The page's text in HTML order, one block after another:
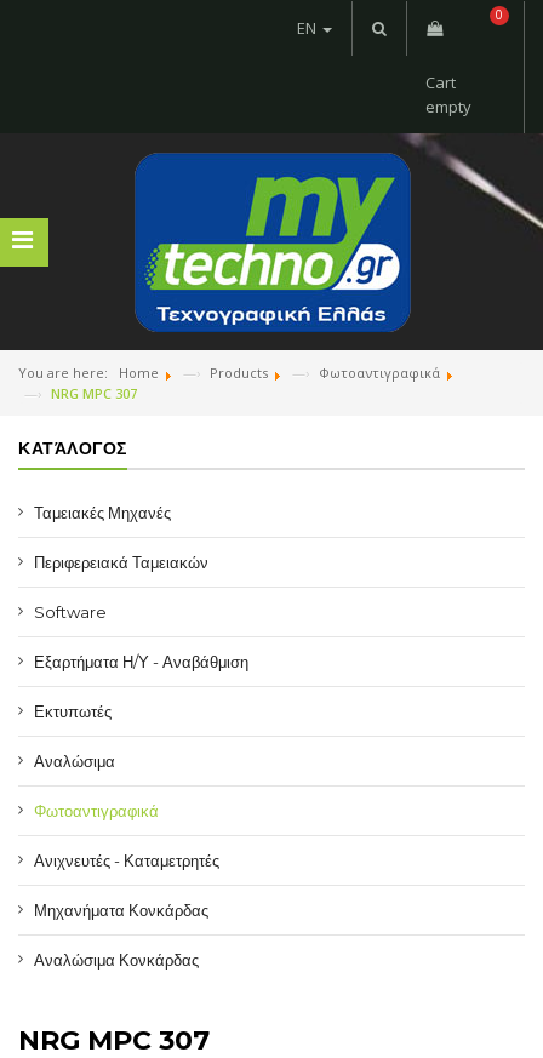
0
Cart
empty
EN
You are here: Home Products
Φωτοαντιγραφικά
NRG MPC 307
ΚΑΤΆΛΟΓΟΣ
Ταμειακές Μηχανές
Περιφερειακά Ταμειακών
Software
Εξαρτήματα Η/Υ - Αναβάθμιση
Εκτυπωτές
Αναλώσιμα
Φωτοαντιγραφικά
Ανιχνευτές - Καταμετρητές
Μηχανήματα Κονκάρδας
Αναλώσιμα Κονκάρδας
NRG MPC 307